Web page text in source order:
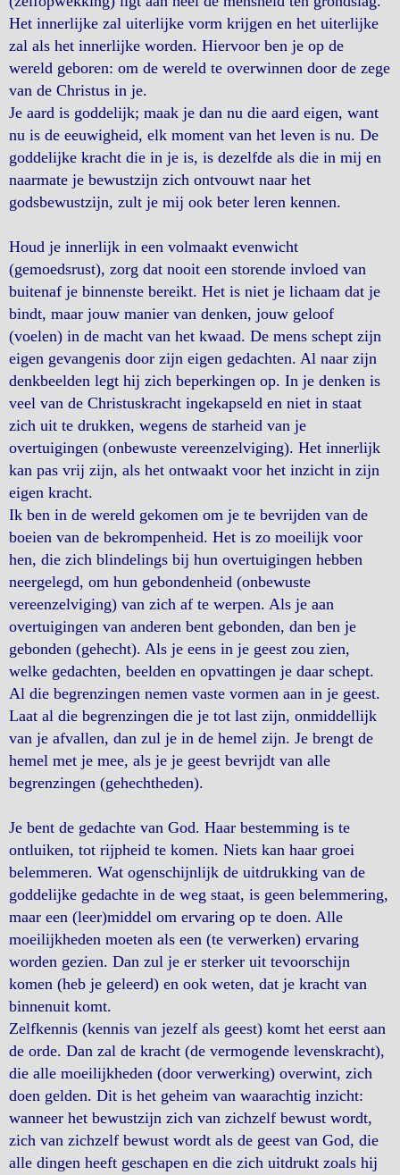
Het innerlijke zal uiterlijke vorm krijgen en het uiterlijke
zal als het innerlijke worden. Hiervoor ben je op de
wereld geboren: om de wereld te overwinnen door de zege
van de Christus in je.
Je aard is goddelijk; maak je dan nu die aard eigen, want
nu is de eeuwigheid, elk moment van het leven is nu. De
goddelijke kracht die in je is, is dezelfde als die in mij en
naarmate je bewustzijn zich ontvouwt naar het
godsbewustzijn, zult je mij ook beter leren kennen.
Houd je innerlijk in een volmaakt evenwicht
(gemoedsrust), zorg dat nooit een storende invloed van
buitenaf je binnenste bereikt. Het is niet je lichaam dat je
bindt, maar jouw manier van denken, jouw geloof
(voelen) in de macht van het kwaad. De mens schept zijn
eigen gevangenis door zijn eigen gedachten. Al naar zijn
denkbeelden legt hij zich beperkingen op. In je denken is
veel van de Christuskracht ingekapseld en niet in staat
zich uit te drukken, wegens de starheid van je
overtuigingen (onbewuste vereenzelviging). Het innerlijk
kan pas vrij zijn, als het ontwaakt voor het inzicht in zijn
eigen kracht.
Ik ben in de wereld gekomen om je te bevrijden van de
boeien van de bekrompenheid. Het is zo moeilijk voor
hen, die zich blindelings bij hun overtuigingen hebben
neergelegd, om hun gebondenheid (onbewuste
vereenzelviging) van zich af te werpen. Als je aan
overtuigingen van anderen bent gebonden, dan ben je
gebonden (gehecht). Als je eens in je geest zou zien,
welke gedachten, beelden en opvattingen je daar schept.
Al die begrenzingen nemen vaste vormen aan in je geest.
Laat al die begrenzingen die je tot last zijn, onmiddellijk
van je afvallen, dan zul je in de hemel zijn. Je brengt de
hemel met je mee, als je je geest bevrijdt van alle
begrenzingen (gehechtheden).
Je bent de gedachte van God. Haar bestemming is te
ontluiken, tot rijpheid te komen. Niets kan haar groei
belemmeren. Wat ogenschijnlijk de uitdrukking van de
goddelijke gedachte in de weg staat, is geen belemmering,
maar een (leer)middel om ervaring op te doen. Alle
moeilijkheden moeten als een (te verwerken) ervaring
worden gezien. Dan zul je er sterker uit tevoorschijn
komen (heb je geleerd) en ook weten, dat je kracht van
binnenuit komt.
Zelfkennis (kennis van jezelf als geest) komt het eerst aan
de orde. Dan zal de kracht (de vermogende levenskracht),
die alle moeilijkheden (door verwerking) overwint, zich
doen gelden. Dit is het geheim van waarachtig inzicht:
wanneer het bewustzijn zich van zichzelf bewust wordt,
zich van zichzelf bewust wordt als de geest van God, die
alle dingen heeft geschapen en die zich uitdrukt zoals hij